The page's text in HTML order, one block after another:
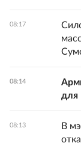
08:17
08:14
для
08:13
В